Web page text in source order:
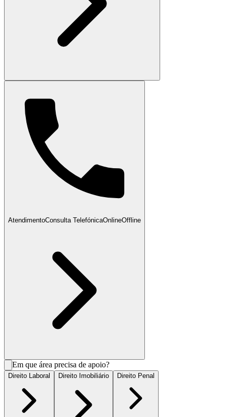
AtendimentoConsulta TelefónicaOnlineOffline
Em que área precisa de apoio?
Direito Laboral Direito Imobiliário Direito Penal